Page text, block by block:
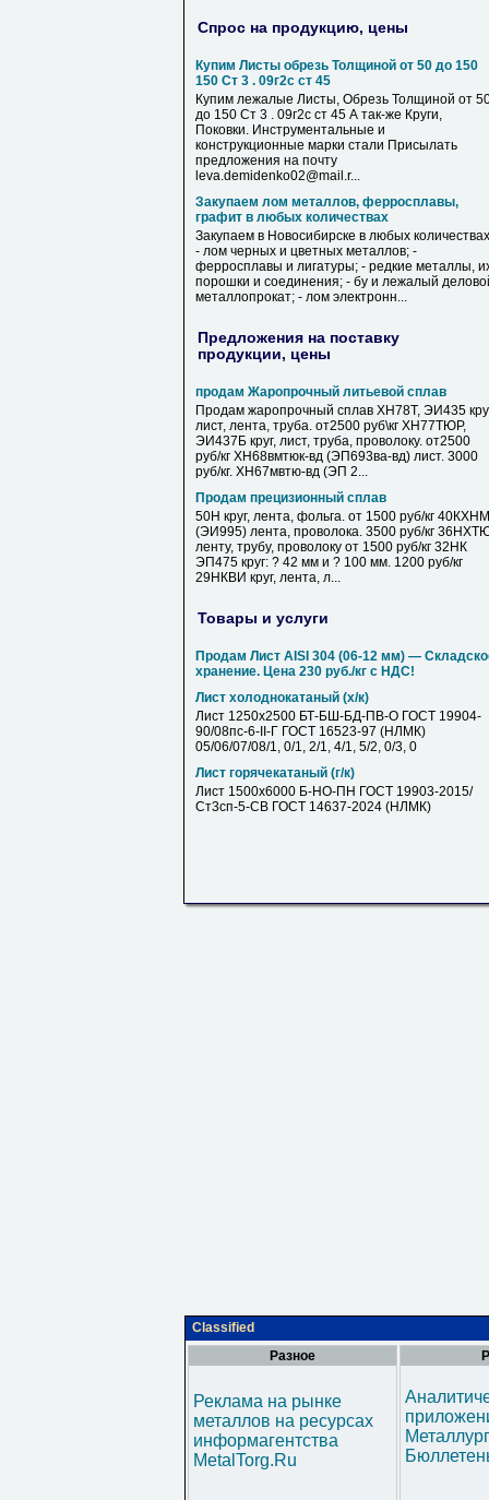
Спрос на продукцию, цены
Купим Листы обрезь Толщиной от 50 до 150
150 Ст 3 . 09г2с ст 45
Купим лежалые Листы, Обрезь Толщиной от
до 150 Ст 3 . 09г2с ст 45 А так-же Круги,
Поковки. Инструментальные и
конструкционные марки стали Присылать
предложения на почту
leva.demidenko02@mail.r...
Закупаем лом металлов, ферросплавы,
графит в любых количествах
Закупаем в Новосибирске в любых
- лом черных и цветных металлов; -
ферросплавы и лигатуры; - редкие металлы,
порошки и соединения; - бу и лежалый
металлопрокат; - лом электронн...
Предложения на поставку
продукции, цены
продам Жаропрочный литьевой сплав
Продам жаропрочный сплав ХН78Т, ЭИ435
лист, лента, труба. от2500 руб\кг ХН77ТЮР,
ЭИ437Б круг, лист, труба, проволоку. от2500
руб/кг ХН68вмтюк-вд (ЭП693ва-вд) лист. 3000
руб/кг. ХН67мвтю-вд (ЭП 2...
Продам прецизионный сплав
50Н круг, лента, фольга. от 1500 руб/кг 40КХНМ
(ЭИ995) лента, проволока. 3500 руб/кг
ленту, трубу, проволоку от 1500 руб/кг 32НК
ЭП475 круг: ? 42 мм и ? 100 мм. 1200 руб/кг
29НКВИ круг, лента, л...
Товары и услуги
Продам Лист AISI 304 (06-12 мм) —
хранение. Цена 230 руб./кг с НДС!
Лист холоднокатаный (х/к)
Лист 1250х2500 БТ-БШ-БД-ПВ-О ГОСТ 19904-
90/08пс-6-II-Г ГОСТ 16523-97 (НЛМК)
05/06/07/08/1, 0/1, 2/1, 4/1, 5/2, 0/3, 0
Лист горячекатаный (г/к)
Лист 1500х6000 Б-НО-ПН ГОСТ 19903-2015/
Ст3сп-5-СВ ГОСТ 14637-2024 (НЛМК)
Classified
Разное
Реклама на рынке
металлов на ресурсах
информагентства
MetalTorg.Ru